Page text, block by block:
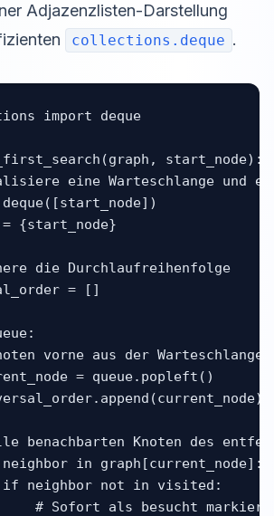
Adjazenzlisten-Darstellung
collections.deque .
import deque
start_node):
eine Warteschlange und
{start_node}
die Durchlaufreihenfolge
= []
vorne aus der Warteschlange
= queue.popleft()
benachbarten Knoten des
in graph[current_node]:
neighbor not in visited:
# Sofort als besucht